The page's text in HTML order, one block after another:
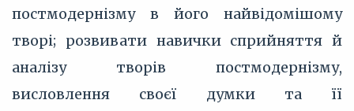
постмодернізму в його найвідомішому
творі; розвивати навички сприйняття й
аналізу творів постмодернізму,
висловлення своєї думки та її